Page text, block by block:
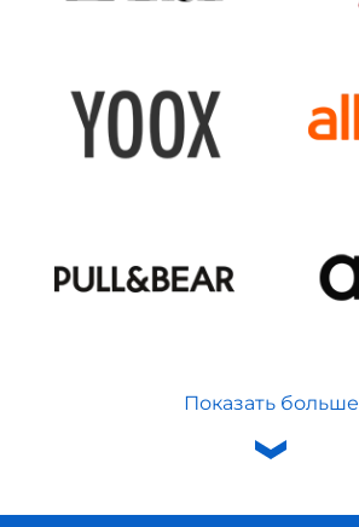
Показать больше